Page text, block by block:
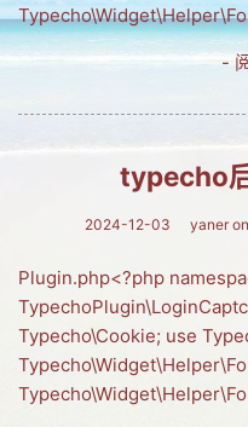
流
-
typecho
2024-12-03 yaner
Plugin.php<?php
Typecho\Cookie; use